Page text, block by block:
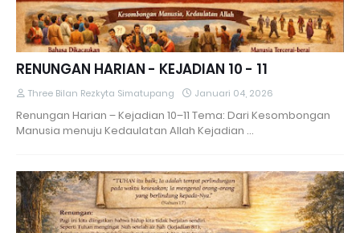
RENUNGAN HARIAN - KEJADIAN 10 - 11
Three Bilan Rezkyta Simatupang Januari 04, 2026
Renungan Harian – Kejadian 10–11 Tema: Dari Kesombongan
Manusia menuju Kedaulatan Allah Kejadian …